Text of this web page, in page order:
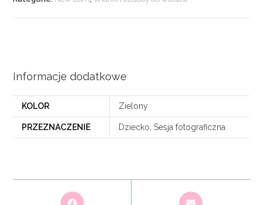
Informacje dodatkowe
KOLOR Zielony
PRZEZNACZENIE Dziecko, Sesja fotograficzna
Opens
Opens